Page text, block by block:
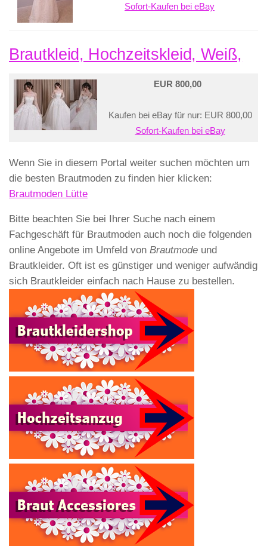
Sofort-Kaufen bei eBay
Brautkleid, Hochzeitskleid, Weiß,
EUR 800,00
Kaufen bei eBay für nur: EUR 800,00
Sofort-Kaufen bei eBay
Wenn Sie in diesem Portal weiter suchen möchten um
die besten Brautmoden zu finden hier klicken:
Brautmoden Lütte
Bitte beachten Sie bei Ihrer Suche nach einem
Fachgeschäft für Brautmoden auch noch die folgenden
online Angebote im Umfeld von Brautmode und
Brautkleider. Oft ist es günstiger und weniger aufwändig
sich Brautkleider einfach nach Hause zu bestellen.